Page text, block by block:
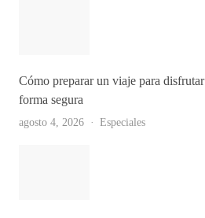
Cómo preparar un viaje para
forma segura
agosto 4, 2026 Especiales